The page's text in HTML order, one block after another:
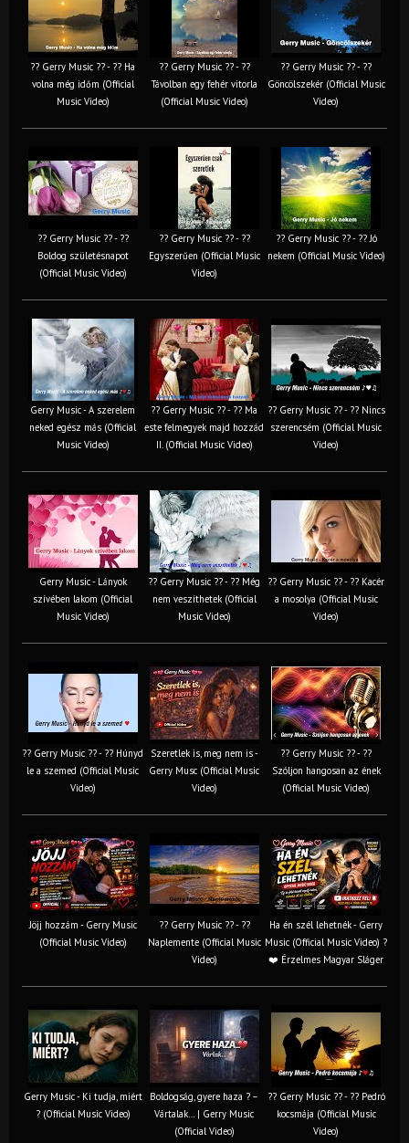
?? Gerry Music ?? - ?? Ha
volna még időm (Official
Music Video)
?? Gerry Music ?? - ??
Távolban egy fehér vitorla
(Official Music Video)
?? Gerry Music ?? - ??
Göncölszekér (Official Music
Video)
?? Gerry Music ?? - ??
Boldog születésnapot
(Official Music Video)
?? Gerry Music ?? - ??
Egyszerűen (Official Music
Video)
?? Gerry Music ?? - ?? Jó
nekem (Official Music Video)
Gerry Music - A szerelem
neked egész más (Official
Music Video)
?? Gerry Music ?? - ?? Ma
este felmegyek majd hozzád
II. (Official Music Video)
?? Gerry Music ?? - ?? Nincs
szerencsém (Official Music
Video)
Gerry Music - Lányok
szívében lakom (Official
Music Video)
?? Gerry Music ?? - ?? Még
nem veszíthetek (Official
Music Video)
?? Gerry Music ?? - ?? Kacér
a mosolya (Official Music
Video)
?? Gerry Music ?? - ?? Húnyd
le a szemed (Official Music
Video)
Szeretlek is, meg nem is -
Gerry Musc (Official Music
Video)
?? Gerry Music ?? - ??
Szóljon hangosan az ének
(Official Music Video)
Jöjj hozzám - Gerry Music
(Official Music Video)
?? Gerry Music ?? - ??
Naplemente (Official Music
Video)
Ha én szél lehetnék - Gerry
Music (Official Music Video) ?️
❤️ Érzelmes Magyar Sláger
Gerry Music - Ki tudja, miért
? (Official Music Video)
Boldogság, gyere haza ? –
Vártalak… | Gerry Music
(Official Video)
?? Gerry Music ?? - ?? Pedró
kocsmája (Official Music
Video)